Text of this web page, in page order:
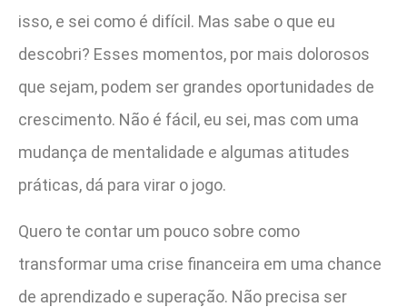
isso, e sei como é difícil. Mas sabe o que eu
descobri? Esses momentos, por mais dolorosos
que sejam, podem ser grandes oportunidades de
crescimento. Não é fácil, eu sei, mas com uma
mudança de mentalidade e algumas atitudes
práticas, dá para virar o jogo.
Quero te contar um pouco sobre como
transformar uma crise financeira em uma chance
de aprendizado e superação. Não precisa ser